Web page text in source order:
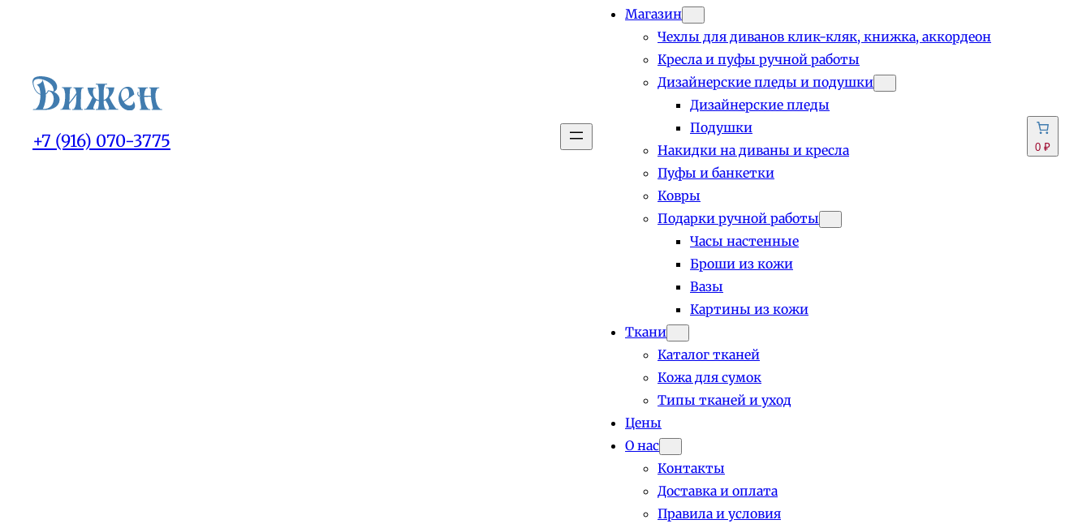
+7 (916) 070-3775
Магазин
Чехлы для диванов клик-кляк, книжка, аккордеон
Кресла и пуфы ручной работы
Дизайнерские пледы и подушки
Дизайнерские пледы
Подушки
Накидки на диваны и кресла
Пуфы и банкетки
Ковры
Подарки ручной работы
Часы настенные
Броши из кожи
Вазы
Картины из кожи
Ткани
Каталог тканей
Кожа для сумок
Типы тканей и уход
Цены
О нас
Контакты
Доставка и оплата
Правила и условия
0 ₽